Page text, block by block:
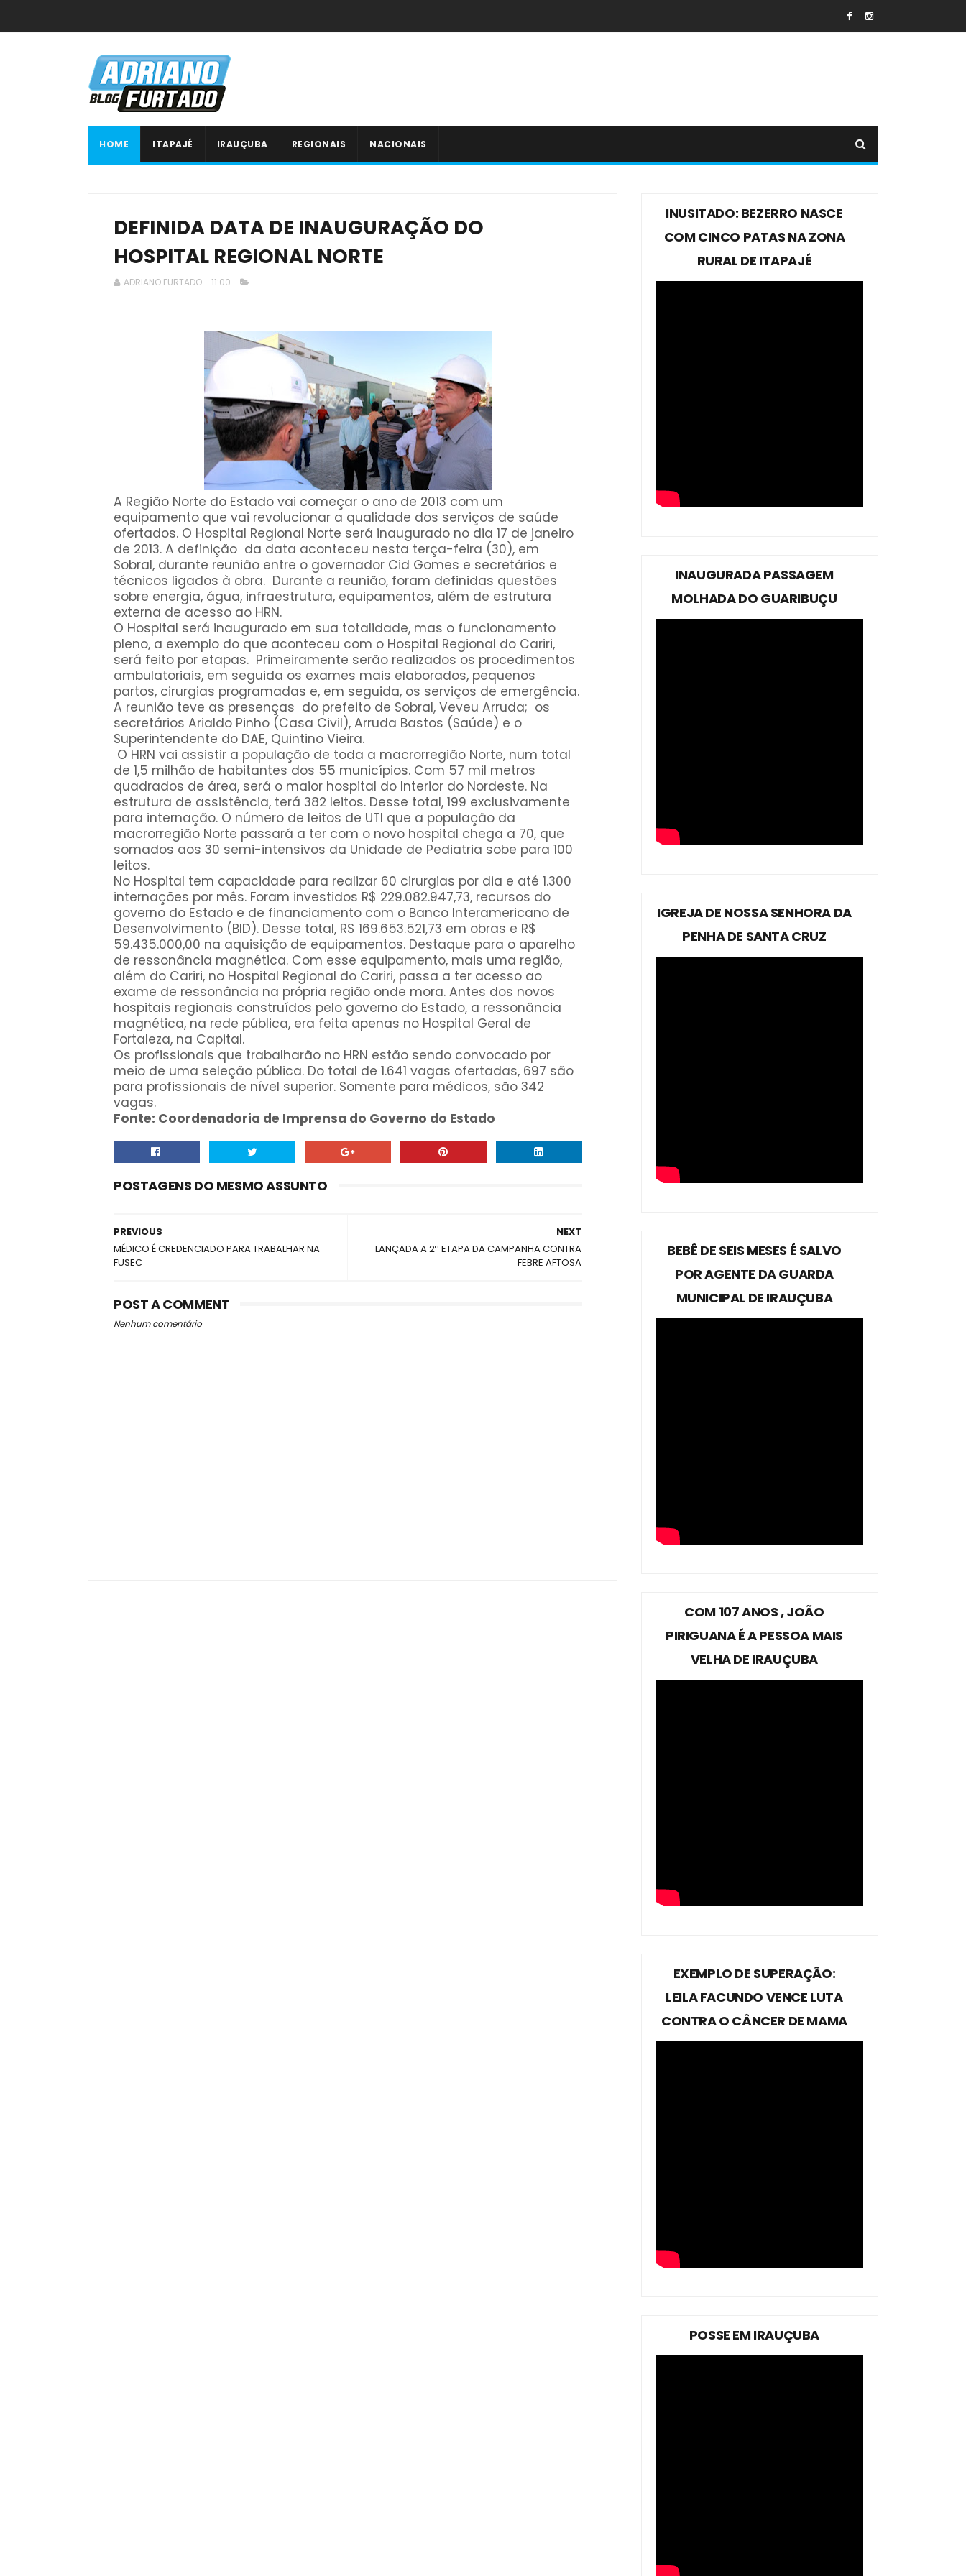
HOME ITAPAJÉ IRAUÇUBA REGIONAIS NACIONAIS
DEFINIDA DATA DE INAUGURAÇÃO DO
HOSPITAL REGIONAL NORTE
ADRIANO FURTADO 11:00
A Região Norte do Estado vai começar o ano de 2013 com um
equipamento que vai revolucionar a qualidade dos serviços de saúde
ofertados. O Hospital Regional Norte será inaugurado no dia 17 de janeiro
de 2013. A definição da data aconteceu nesta terça-feira (30), em
Sobral, durante reunião entre o governador Cid Gomes e secretários e
técnicos ligados à obra. Durante a reunião, foram definidas questões
sobre energia, água, infraestrutura, equipamentos, além de estrutura
externa de acesso ao HRN.
O Hospital será inaugurado em sua totalidade, mas o funcionamento
pleno, a exemplo do que aconteceu com o Hospital Regional do Cariri,
será feito por etapas. Primeiramente serão realizados os procedimentos
ambulatoriais, em seguida os exames mais elaborados, pequenos
partos, cirurgias programadas e, em seguida, os serviços de emergência.
A reunião teve as presenças do prefeito de Sobral, Veveu Arruda; os
secretários Arialdo Pinho (Casa Civil), Arruda Bastos (Saúde) e o
Superintendente do DAE, Quintino Vieira.
O HRN vai assistir a população de toda a macrorregião Norte, num total
de 1,5 milhão de habitantes dos 55 municípios. Com 57 mil metros
quadrados de área, será o maior hospital do Interior do Nordeste. Na
estrutura de assistência, terá 382 leitos. Desse total, 199 exclusivamente
para internação. O número de leitos de UTI que a população da
macrorregião Norte passará a ter com o novo hospital chega a 70, que
somados aos 30 semi-intensivos da Unidade de Pediatria sobe para 100
leitos.
No Hospital tem capacidade para realizar 60 cirurgias por dia e até 1.300
internações por mês. Foram investidos R$ 229.082.947,73, recursos do
governo do Estado e de financiamento com o Banco Interamericano de
Desenvolvimento (BID). Desse total, R$ 169.653.521,73 em obras e R$
59.435.000,00 na aquisição de equipamentos. Destaque para o aparelho
de ressonância magnética. Com esse equipamento, mais uma região,
além do Cariri, no Hospital Regional do Cariri, passa a ter acesso ao
exame de ressonância na própria região onde mora. Antes dos novos
hospitais regionais construídos pelo governo do Estado, a ressonância
magnética, na rede pública, era feita apenas no Hospital Geral de
Fortaleza, na Capital.
Os profissionais que trabalharão no HRN estão sendo convocado por
meio de uma seleção pública. Do total de 1.641 vagas ofertadas, 697 são
para profissionais de nível superior. Somente para médicos, são 342
vagas.
Fonte: Coordenadoria de Imprensa do Governo do Estado
POSTAGENS DO MESMO ASSUNTO
NEXT
LANÇADA A 2ª ETAPA DA CAMPANHA CONTRA
FEBRE AFTOSA
PREVIOUS
MÉDICO É CREDENCIADO PARA TRABALHAR NA
FUSEC
POST A COMMENT
Nenhum comentário
INUSITADO: BEZERRO NASCE
COM CINCO PATAS NA ZONA
RURAL DE ITAPAJÉ
INAUGURADA PASSAGEM
MOLHADA DO GUARIBUÇU
IGREJA DE NOSSA SENHORA DA
PENHA DE SANTA CRUZ
BEBÊ DE SEIS MESES É SALVO
POR AGENTE DA GUARDA
MUNICIPAL DE IRAUÇUBA
COM 107 ANOS , JOÃO
PIRIGUANA É A PESSOA MAIS
VELHA DE IRAUÇUBA
EXEMPLO DE SUPERAÇÃO:
LEILA FACUNDO VENCE LUTA
CONTRA O CÂNCER DE MAMA
POSSE EM IRAUÇUBA